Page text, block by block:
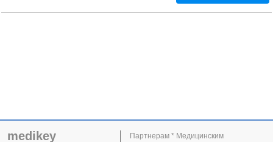
medikey
Партнерам * Медицинским